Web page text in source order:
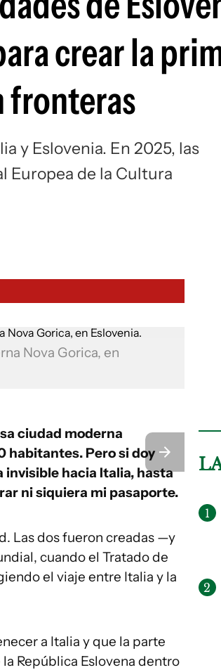
crear la
fronteras
y Eslovenia. En 2025, las
Europea de la Cultura
Nova Gorica, en
ciudad moderna
habitantes. Pero si doy
invisible hacia Italia, hasta
ni siquiera mi pasaporte.
Las dos fueron creadas —y
cuando el Tratado de
el viaje entre Italia y la
a Italia y que la parte
República Eslovena dentro